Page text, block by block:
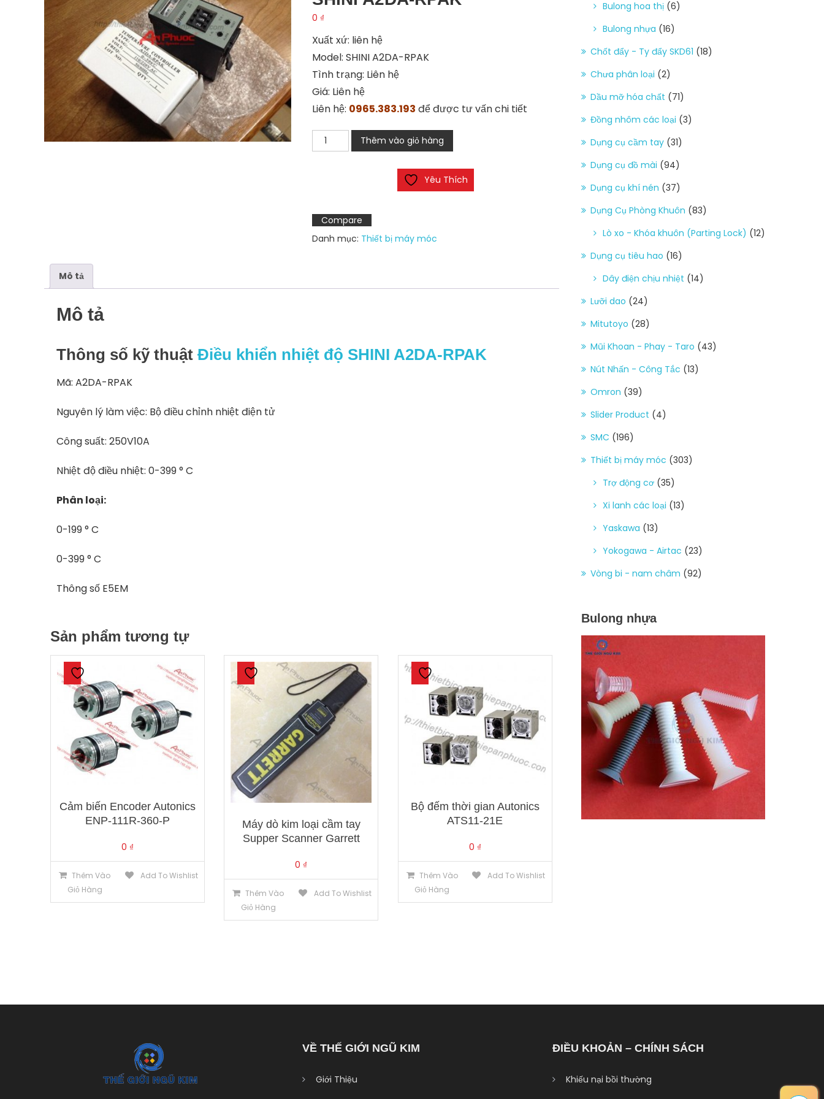
0 ₫
Xuất xứ: liên hệ
Model: SHINI A2DA-RPAK
Tình trạng: Liên hệ
Giá: Liên hệ
Liên hệ: 0965.383.193 để được tư vấn chi tiết
Đồng
hồ
độ
SHINI
A2DA-
lượng
Thêm vào giỏ hàng
Yêu Thích
Compare
Danh mục: Thiết bị máy móc
Mô tả
Mô tả
Thông số kỹ thuật Điều khiển nhiệt độ SHINI A2DA-RPAK
Mã: A2DA-RPAK
Nguyên lý làm việc: Bộ điều chỉnh nhiệt điện tử
Công suất: 250V10A
Nhiệt độ điều nhiệt: 0-399 ° C
Phân loại:
0-199 ° C
0-399 ° C
Thông số E5EM
Sản phẩm tương tự
Cảm biến Encoder Autonics
ENP-111R-360-P
0 ₫
Thêm Vào
Giỏ Hàng
Add To Wishlist
Máy dò kim loại cầm tay
Supper Scanner Garrett
0 ₫
Thêm Vào
Giỏ Hàng
Add To Wishlist
Bộ đếm thời gian Autonics
ATS11-21E
0 ₫
Thêm Vào
Giỏ Hàng
Add To Wishlist
Bulong hoa thị (6)
Bulong nhựa (16)
Chốt đẩy - Ty đẩy SKD61 (18)
Chưa phân loại (2)
Dầu mỡ hóa chất (71)
Đồng nhôm các loại (3)
Dụng cụ cầm tay (31)
Dụng cụ đồ mài (94)
Dụng cụ khí nén (37)
Dụng Cụ Phòng Khuôn (83)
Lò xo - Khóa khuôn (Parting Lock) (12)
Dụng cụ tiêu hao (16)
Dây điện chịu nhiệt (14)
Lưỡi dao (24)
Mitutoyo (28)
Mũi Khoan - Phay - Taro (43)
Nút Nhấn - Công Tắc (13)
Omron (39)
Slider Product (4)
SMC (196)
Thiết bị máy móc (303)
Trợ động cơ (35)
Xi lanh các loại (13)
Yaskawa (13)
Yokogawa - Airtac (23)
Vòng bi - nam châm (92)
Bulong nhựa
VỀ THẾ GIỚI NGŨ KIM
Giới Thiệu
ĐIỀU KHOẢN – CHÍNH SÁCH
Khiếu nại bồi thường